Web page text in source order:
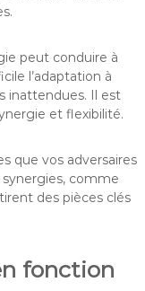
peut conduire à
l’adaptation à
inattendues. Il est
et flexibilité.
que vos adversaires
comme
des pièces clés
fonction